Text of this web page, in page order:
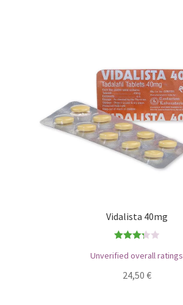
Vidalista 40mg
t mit
3.33
Unverified overall ratings
24,50 €